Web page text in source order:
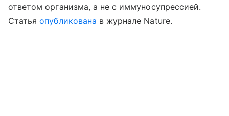
ответом организма, а не с иммуносупрессией.
Статьяопубликована в журнале Nature.